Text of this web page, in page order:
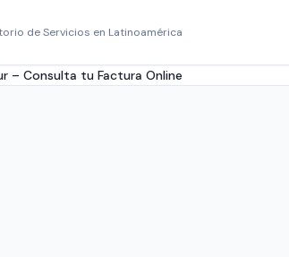
de Servicios en Latinoamérica
– Consulta tu Factura Online